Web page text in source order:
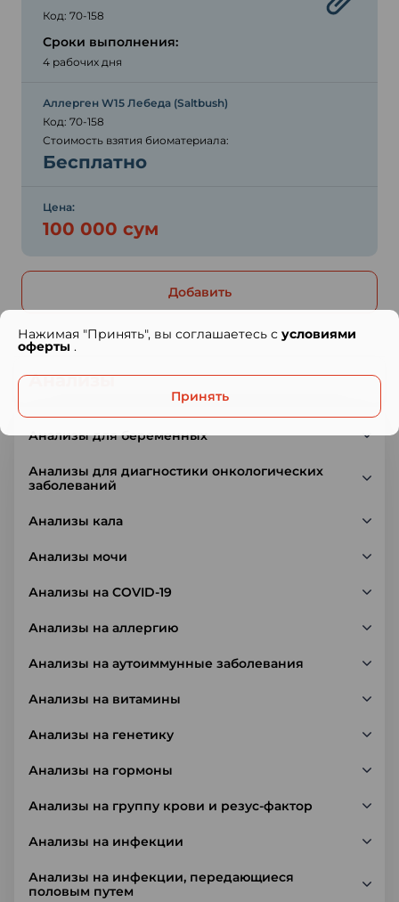
Анализы
Анализы для беременных
Анализы для диагностики онкологических
заболеваний
Анализы кала
Анализы мочи
Анализы на COVID-19
Анализы на аллергию
Анализы на аутоиммунные заболевания
Анализы на витамины
Анализы на генетику
Анализы на гормоны
Анализы на группу крови и резус-фактор
Анализы на инфекции
Анализы на инфекции, передающиеся
половым путем
Код: 70-158
Сроки выполнения:
4 рабочих дня
Аллерген W15 Лебеда (Saltbush)
Код: 70-158
Стоимость взятия биоматериала:
Бесплатно
Цена:
100 000 сум
Добавить
Нажимая "Принять", вы соглашаетесь с условиями
оферты .
Принять